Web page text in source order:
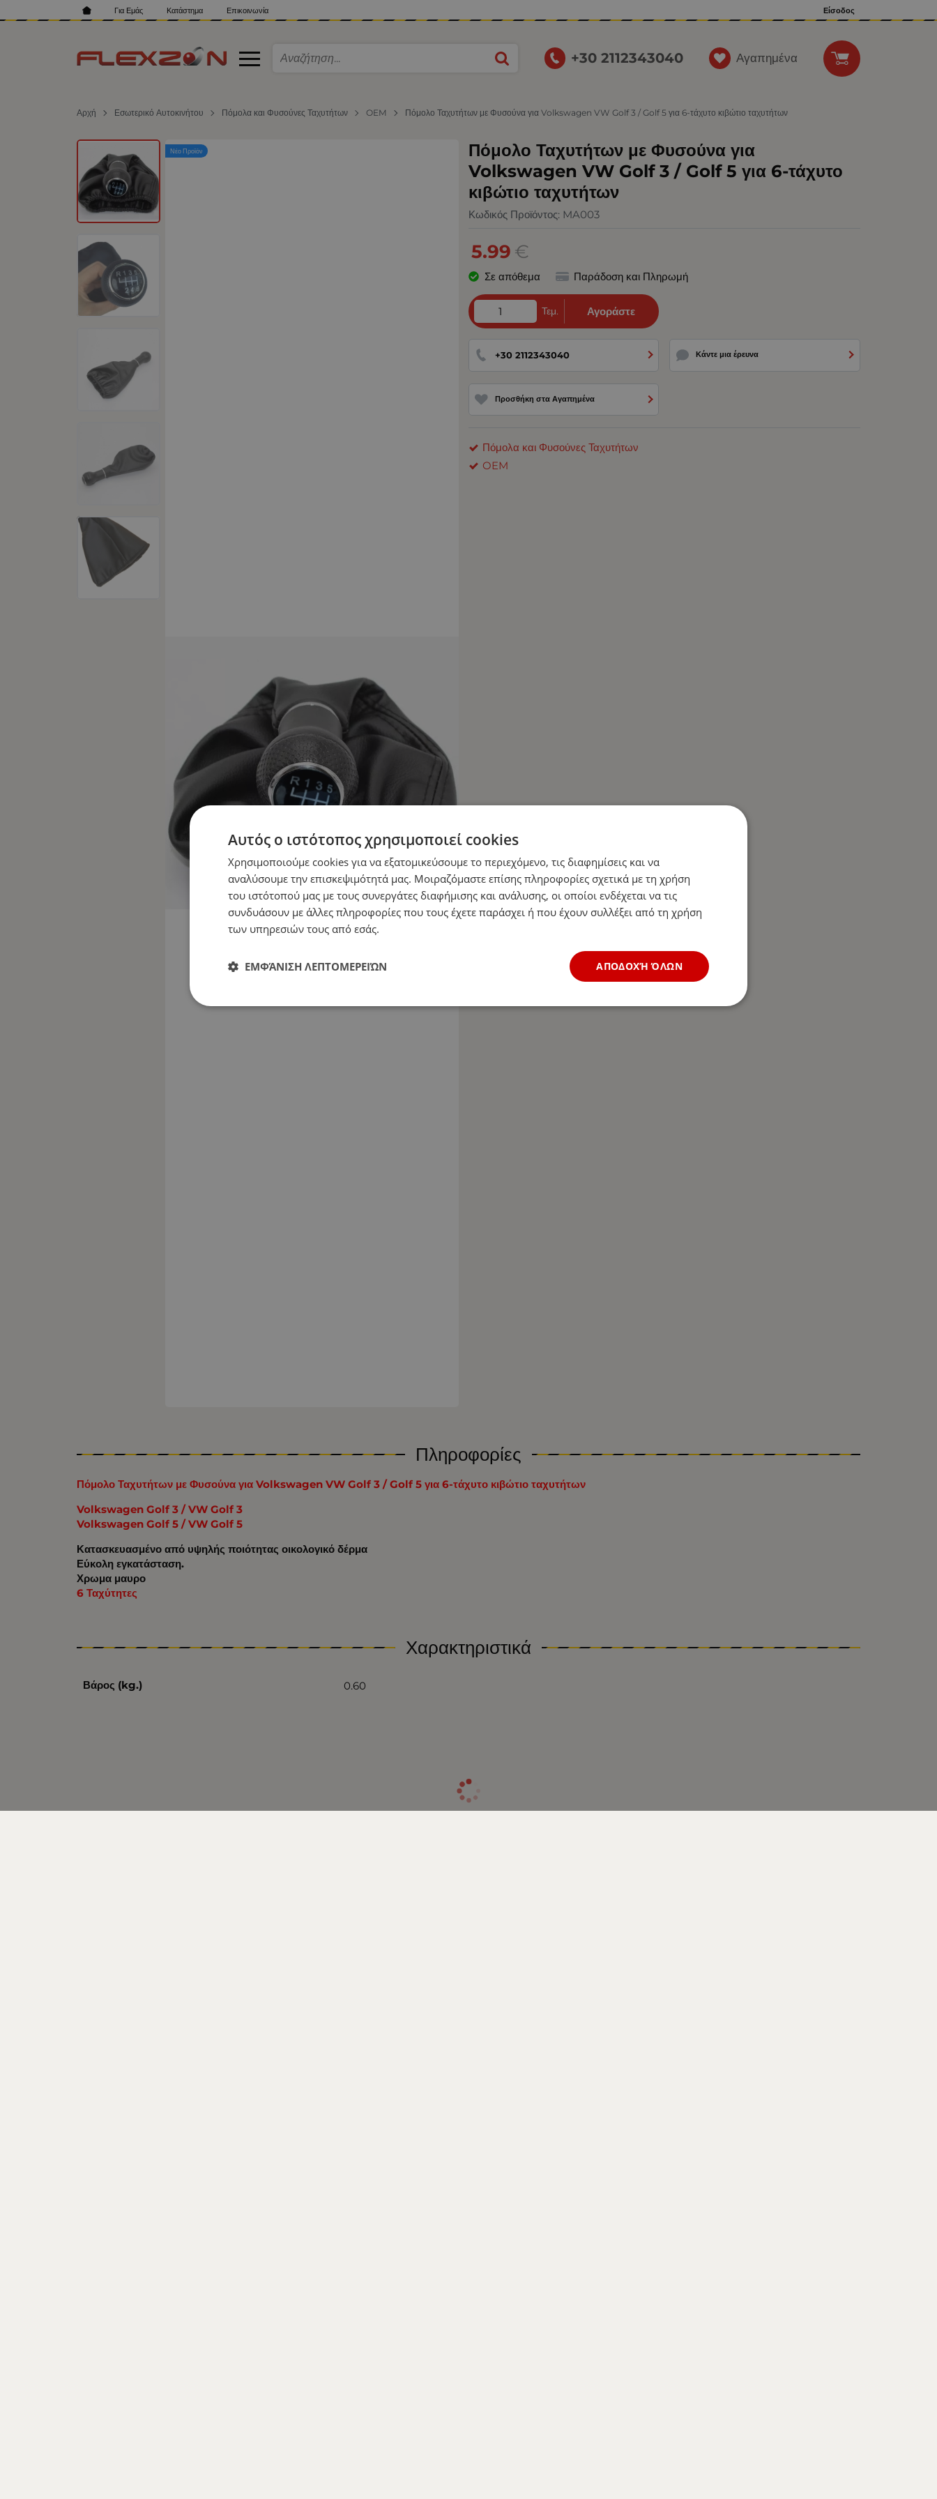
Για Εμάς Κατάστημα Επικοινωνία Είσοδος
+30 2112343040 Αγαπημένα
Αρχή Εσωτερικό Αυτοκινήτου Πόμολα και Φυσούνες Ταχυτήτων OEM Πόμολο Ταχυτήτων με Φυσούνα για Volkswagen VW Golf 3 / Golf 5 για 6-τάχυτο κιβώτιο ταχυτήτων
Πόμολο Ταχυτήτων με Φυσούνα για
Volkswagen VW Golf 3 / Golf 5 για 6-τάχυτο
κιβώτιο ταχυτήτων
Κωδικός Προϊόντος: MA003
Νέο Προϊόν
5.99 €
Σε απόθεμα Παράδοση και Πληρωμή
Τεμ. Αγοράστε
+30 2112343040 Κάντε μια έρευνα
Προσθήκη στα Αγαπημένα
Πόμολα και Φυσούνες Ταχυτήτων
OEM
Πληροφορίες
Πόμολο Ταχυτήτων με Φυσούνα για Volkswagen VW Golf 3 / Golf 5 για 6-τάχυτο κιβώτιο ταχυτήτων
Volkswagen Golf 3 / VW Golf 3
Volkswagen Golf 5 / VW Golf 5
Κατασκευασμένο από υψηλής ποιότητας οικολογικό δέρμα
Εύκολη εγκατάσταση.
Χρωμα μαυρο
6 Ταχύτητες
Χαρακτηριστικά
Βάρος (kg.) 0.60
Αυτός ο ιστότοπος χρησιμοποιεί cookies
Χρησιμοποιούμε cookies για να εξατομικεύσουμε το περιεχόμενο, τις διαφημίσεις και να
αναλύσουμε την επισκεψιμότητά μας. Μοιραζόμαστε επίσης πληροφορίες σχετικά με τη χρήση
του ιστότοπού μας με τους συνεργάτες διαφήμισης και ανάλυσης, οι οποίοι ενδέχεται να τις
συνδυάσουν με άλλες πληροφορίες που τους έχετε παράσχει ή που έχουν συλλέξει από τη χρήση
των υπηρεσιών τους από εσάς.
ΑΠΟΔΟΧΉ ΌΛΩΝ
ΕΜΦΆΝΙΣΗ ΛΕΠΤΟΜΕΡΕΙΏΝ